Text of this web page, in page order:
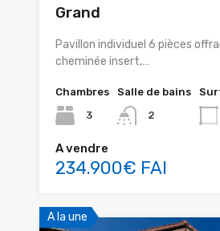
Grand
Pavillon individuel 6 pièces
cheminée insert,…
Chambres
3
Salle de bains
2
A vendre
234.900€ FAI
A la une